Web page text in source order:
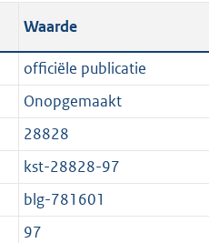
Waarde
officiële publicatie
Onopgemaakt
28828
kst-28828-97
blg-781601
97